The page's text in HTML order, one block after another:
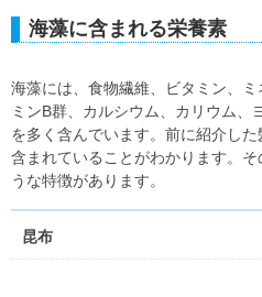
海藻に含まれる栄養素
海藻には、食物繊維、ビタミン、
ミンB群、カルシウム、カリウム、
を多く含んでいます。前に紹介し
含まれていることがわかります。
うな特徴があります。
昆布